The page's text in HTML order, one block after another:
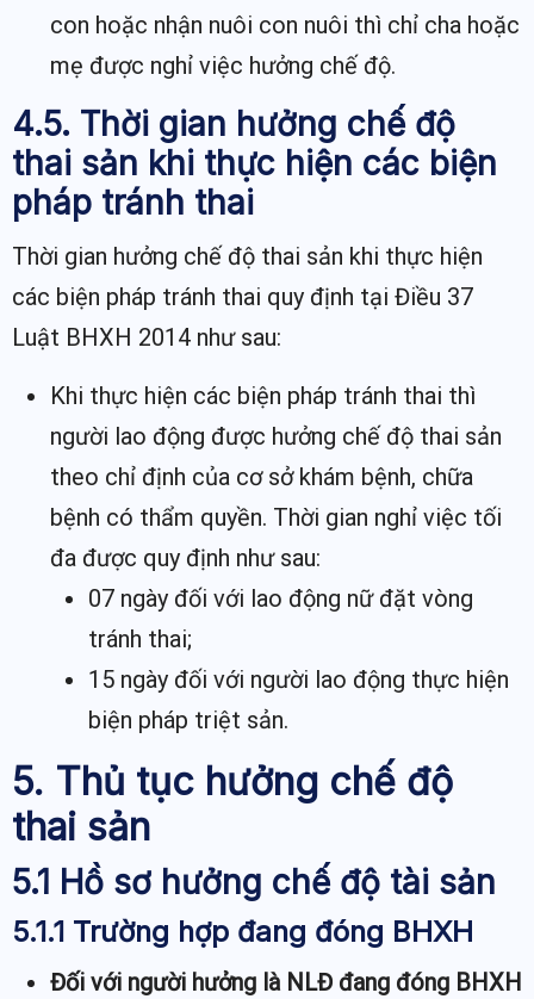
con hoặc nhận nuôi con nuôi thì chỉ cha hoặc
mẹ được nghỉ việc hưởng chế độ.
4.5. Thời gian hưởng chế độ
thai sản khi thực hiện các biện
pháp tránh thai
Thời gian hưởng chế độ thai sản khi thực hiện
các biện pháp tránh thai quy định tại Điều 37
Luật BHXH 2014 như sau:
Khi thực hiện các biện pháp tránh thai thì
người lao động được hưởng chế độ thai sản
theo chỉ định của cơ sở khám bệnh, chữa
bệnh có thẩm quyền. Thời gian nghỉ việc tối
đa được quy định như sau:
07 ngày đối với lao động nữ đặt vòng
tránh thai;
15 ngày đối với người lao động thực hiện
biện pháp triệt sản.
5. Thủ tục hưởng chế độ
thai sản
5.1 Hồ sơ hưởng chế độ tài sản
5.1.1 Trường hợp đang đóng BHXH
Đối với người hưởng là NLĐ đang đóng BHXH